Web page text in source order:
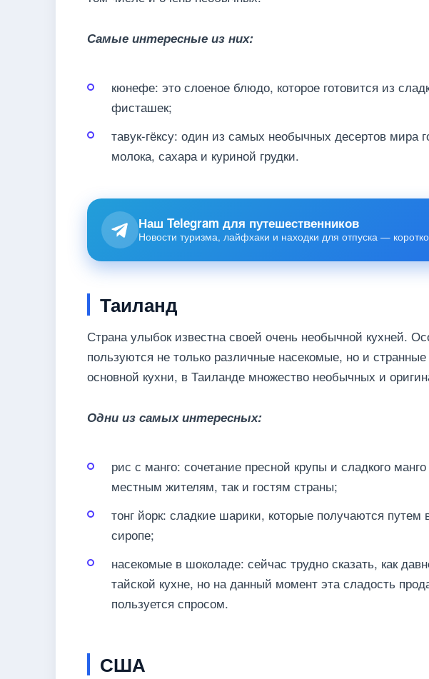
Самые интересные из них:
кюнефе: это слоеное блюдо, которое готовится из
фисташек;
тавук-гёксу: один из самых необычных десертов мира
молока, сахара и куриной грудки.
Наш Telegram для путешественников
Новости туризма, лайфхаки и находки для отпуска —
Таиланд
Страна улыбок известна своей очень необычной кухней.
пользуются не только различные насекомые, но и
основной кухни, в Таиланде множество необычных и
Одни из самых интересных:
рис с манго: сочетание пресной крупы и сладкого
местным жителям, так и гостям страны;
тонг йорк: сладкие шарики, которые получаются
сиропе;
насекомые в шоколаде: сейчас трудно сказать, как
тайской кухне, но на данный момент эта сладость
пользуется спросом.
США